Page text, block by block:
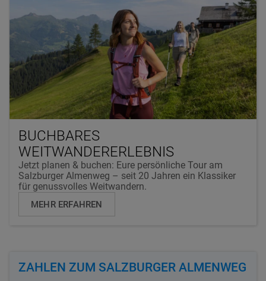
BUCHBARES
WEITWANDERERLEBNIS
Jetzt planen & buchen: Eure persönliche Tour am
Salzburger Almenweg – seit 20 Jahren ein Klassiker
für genussvolles Weitwandern.
MEHR ERFAHREN
ZAHLEN ZUM SALZBURGER ALMENWEG